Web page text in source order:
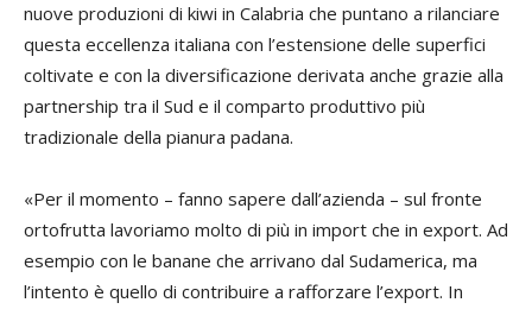
nuove produzioni di kiwi in Calabria che puntano a rilanciare
questa eccellenza italiana con l’estensione delle superfici
coltivate e con la diversificazione derivata anche grazie alla
partnership tra il Sud e il comparto produttivo più
tradizionale della pianura padana.
«Per il momento – fanno sapere dall’azienda – sul fronte
ortofrutta lavoriamo molto di più in import che in export. Ad
esempio con le banane che arrivano dal Sudamerica, ma
l’intento è quello di contribuire a rafforzare l’export. In